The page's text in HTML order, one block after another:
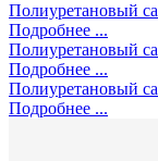
Полиуретановый
Подробнее ...
Полиуретановый
Подробнее ...
Полиуретановый
Подробнее ...